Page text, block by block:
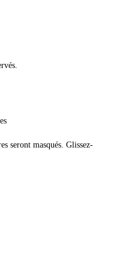
seront masqués. Glissez-